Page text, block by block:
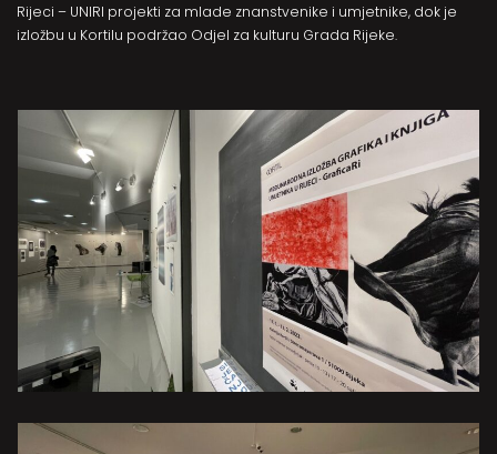
Rijeci – UNIRI projekti za mlade znanstvenike i umjetnike, dok je
izložbu u Kortilu podržao Odjel za kulturu Grada Rijeke.